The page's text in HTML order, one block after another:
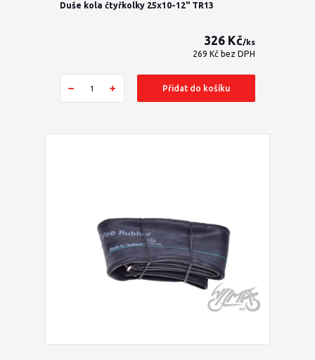
Duše kola čtyřkolky 25x10-12" TR13
326 Kč/ks
269 Kč bez DPH
Přidat do košíku